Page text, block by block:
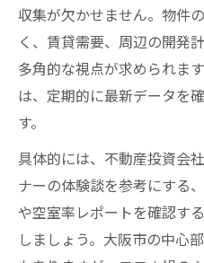
較法
需要高い大阪で不動
不動産投資で大阪
イント
践術
需要の高いエリア
る秘訣
大阪不動産投資で
収集が欠かせません。物件
く、賃貸需要、周辺の開発
多角的な視点が求められま
は、定期的に最新データを
す。
具体的には、不動産投資会
ナーの体験談を参考にする
や空室率レポートを確認す
しましょう。大阪市の中心